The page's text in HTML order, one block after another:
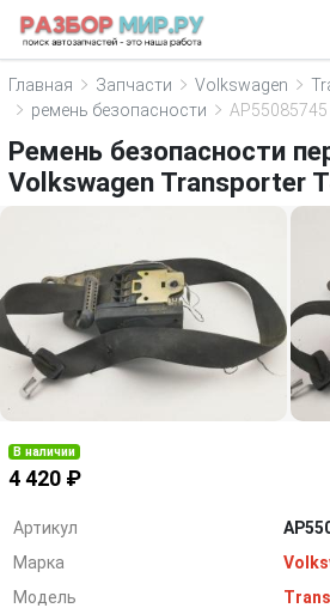
Главная Запчасти Volkswagen
ремень безопасности
AP55085745
Ремень безопасности
Volkswagen Transporter
В наличии
4 420 ₽
Артикул
Марка
Модель